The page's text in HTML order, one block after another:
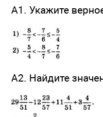
А1. Укажите
А2. Найдите